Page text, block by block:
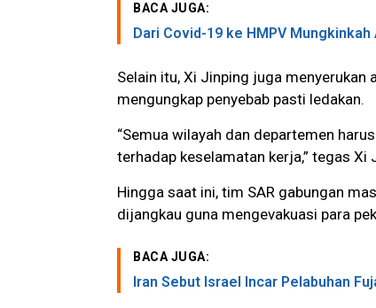
BACA JUGA:
Dari Covid-19 ke HMPV
Selain itu, Xi Jinping juga menyerukan
mengungkap penyebab pasti ledakan.
“Semua wilayah dan departemen
terhadap keselamatan kerja,” tegas
Hingga saat ini, tim SAR gabungan
dijangkau guna mengevakuasi para
BACA JUGA:
Iran Sebut Israel Incar Pelabuhan